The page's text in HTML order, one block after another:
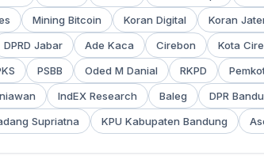
Mining Bitcoin Koran Digital Koran
DPRD Jabar Ade Kaca Cirebon Kota
PSBB Oded M Danial RKPD
IndEX Research Baleg DPR
Supriatna KPU Kabupaten Bandung